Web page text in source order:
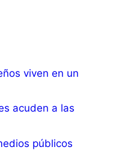
viven en un
acuden a las
públicos